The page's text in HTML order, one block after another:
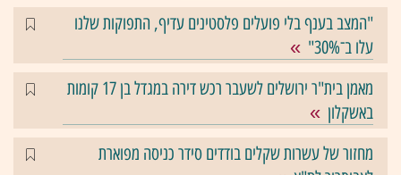
"המצב בענף בלי פועלים פלסטינים עדיף, התפוקות שלנו
עלו ב־30%"
מאמן בית"ר ירושלים לשעבר רכש דירה במגדל בן 17 קומות
באשקלון
מחזור של עשרות שקלים בודדים סידר כניסה מפוארת